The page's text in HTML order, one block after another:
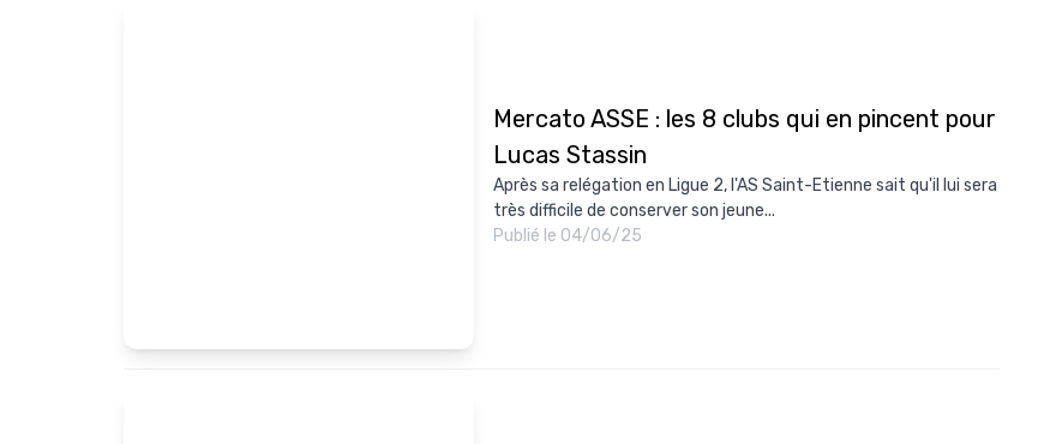
Mercato ASSE : les 8 clubs qui en pincent pour
Lucas Stassin
Après sa relégation en Ligue 2, l'AS Saint-Etienne sait qu'il lui sera
très difficile de conserver son jeune...
Publié le 04/06/25